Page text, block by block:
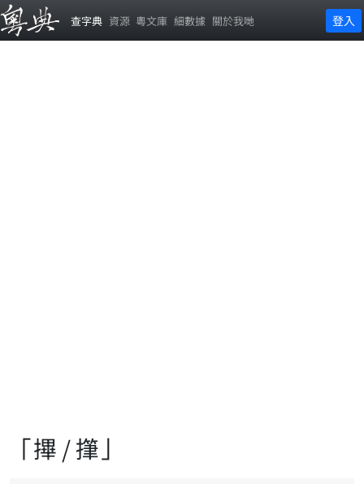
查字典 資源 粵文庫 細數據 關於我哋 登入
「𢳂 / 𢴩」